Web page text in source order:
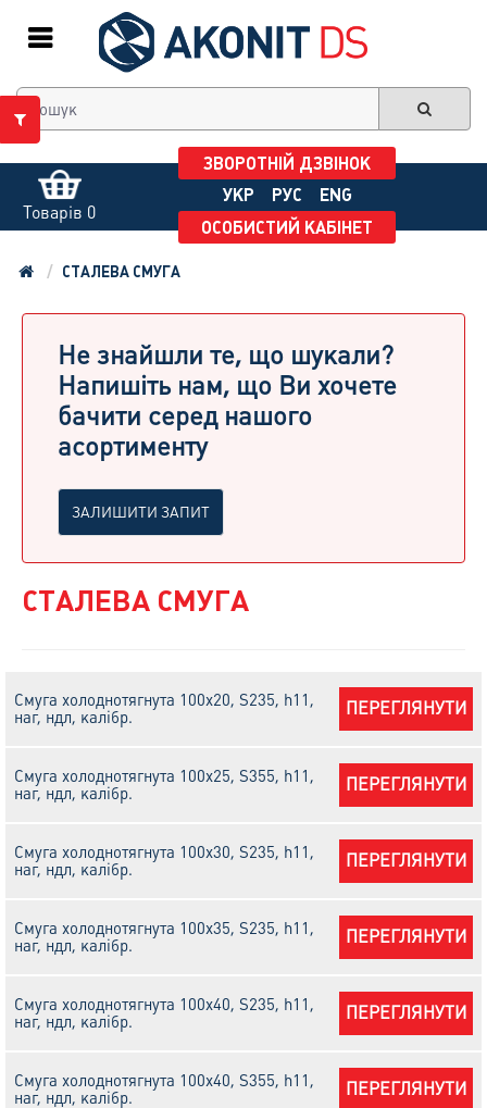
Товарів 0
ЗВОРОТНІЙ ДЗВІНОК
УКР
РУС
ENG
ОСОБИСТИЙ КАБІНЕТ
СТАЛЕВА СМУГА
Не знайшли те, що шукали?
Напишіть нам, що Ви хочете
бачити серед нашого
асортименту
ЗАЛИШИТИ ЗАПИТ
СТАЛЕВА СМУГА
Смуга холоднотягнута 100х20, S235, h11,
наг, ндл, калібр.
ПЕРЕГЛЯНУТИ
Смуга холоднотягнута 100х25, S355, h11,
наг, ндл, калібр.
ПЕРЕГЛЯНУТИ
Смуга холоднотягнута 100х30, S235, h11,
наг, ндл, калібр.
ПЕРЕГЛЯНУТИ
Смуга холоднотягнута 100х35, S235, h11,
наг, ндл, калібр.
ПЕРЕГЛЯНУТИ
Смуга холоднотягнута 100х40, S235, h11,
наг, ндл, калібр.
ПЕРЕГЛЯНУТИ
Смуга холоднотягнута 100х40, S355, h11,
наг, ндл, калібр.
ПЕРЕГЛЯНУТИ